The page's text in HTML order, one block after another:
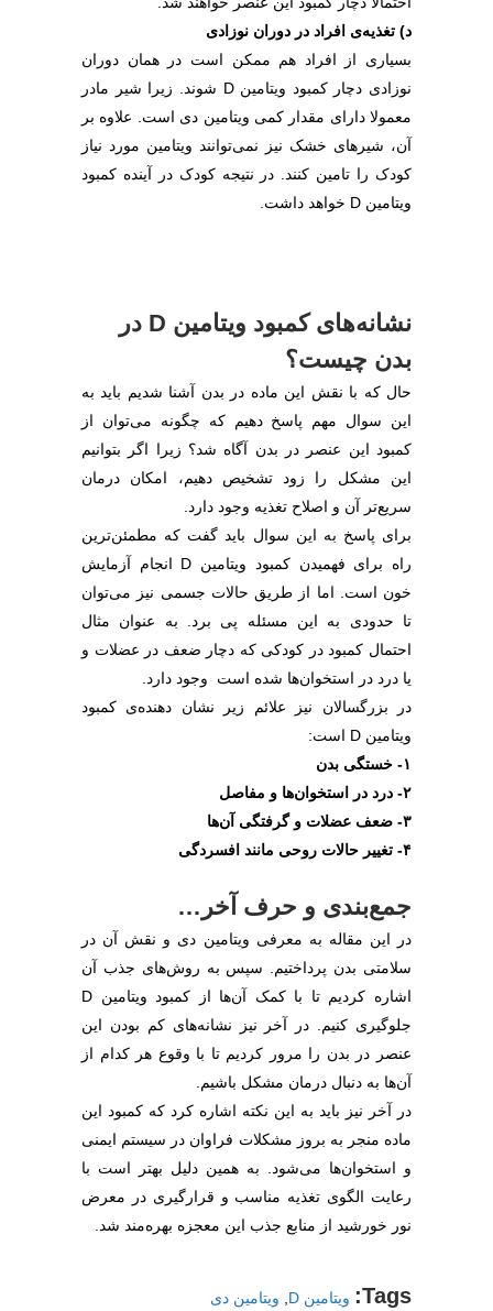
د) تغذیه‌ی افراد در دوران نوزادی
بسیاری از افراد هم ممکن است در همان دوران
نوزادی دچار کمبود ویتامین D شوند. زیرا شیر مادر
معمولا دارای مقدار کمی ویتامین دی است. علاوه بر
آن، شیرهای خشک نیز نمی‌توانند ویتامین مورد نیاز
کودک را تامین کنند. در نتیجه کودک در آینده کمبود
ویتامین D خواهد داشت.
نشانه‌های کمبود ویتامین D در
بدن چیست؟
حال که با نقش این ماده در بدن آشنا شدیم باید به
این سوال مهم پاسخ دهیم که چگونه می‌توان از
کمبود این عنصر در بدن آگاه شد؟ زیرا اگر بتوانیم
این مشکل را زود تشخیص دهیم، امکان درمان
سریع‌تر آن و اصلاح تغذیه وجود دارد.
برای پاسخ به این سوال باید گفت که مطمئن‌ترین
راه برای فهمیدن کمبود ویتامین D انجام آزمایش
خون است. اما از طریق حالات جسمی نیز می‌توان
تا حدودی به این مسئله پی برد. به عنوان مثال
احتمال کمبود در کودکی که دچار ضعف در عضلات و
یا درد در استخوان‌ها شده است وجود دارد.
در بزرگسالان نیز علائم زیر نشان دهنده‌ی کمبود
ویتامین D است:
۱- خستگی بدن
۲- درد در استخوان‌ها و مفاصل
۳- ضعف عضلات و گرفتگی آن‌ها
۴- تغییر حالات روحی مانند افسردگی
جمع‌بندی و حرف آخر…
در این مقاله به معرفی ویتامین دی و نقش آن در
سلامتی بدن پرداختیم. سپس به روش‌های جذب آن
اشاره کردیم تا با کمک آن‌ها از کمبود ویتامین D
جلوگیری کنیم. در آخر نیز نشانه‌های کم بودن این
عنصر در بدن را مرور کردیم تا با وقوع هر کدام از
آن‌ها به دنبال درمان مشکل باشیم.
در آخر نیز باید به این نکته اشاره کرد که کمبود این
ماده منجر به بروز مشکلات فراوان در سیستم ایمنی
و استخوان‌ها می‌شود. به همین دلیل بهتر است با
رعایت الگوی تغذیه مناسب و قرارگیری در معرض
نور خورشید از منابع جذب این معجزه بهره‌مند شد.
Tags: ویتامین D ویتامین دی